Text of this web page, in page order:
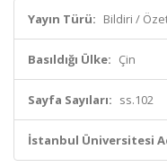
Yayın Türü: Bildiri /
Basıldığı Ülke: Çin
Sayfa Sayıları: ss.102
İstanbul Üniversitesi